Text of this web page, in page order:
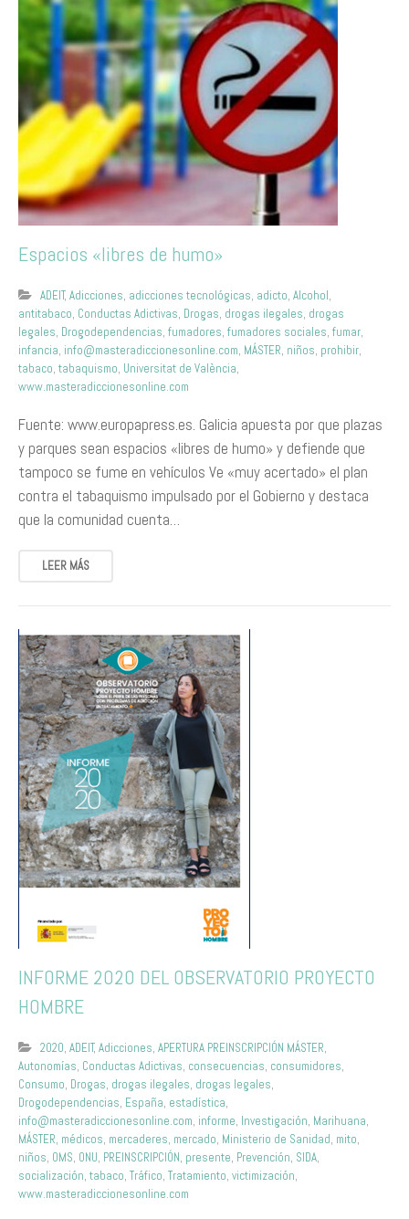
Espacios «libres de humo»
ADEIT, Adicciones, adicciones tecnológicas, adicto, Alcohol,
antitabaco, Conductas Adictivas, Drogas, drogas ilegales, drogas
legales, Drogodependencias, fumadores, fumadores sociales, fumar,
infancia, info@masteradiccionesonline.com, MÁSTER, niños, prohibir,
tabaco, tabaquismo, Universitat de València,
www.masteradiccionesonline.com
Fuente: www.europapress.es. Galicia apuesta por que plazas
y parques sean espacios «libres de humo» y defiende que
tampoco se fume en vehículos Ve «muy acertado» el plan
contra el tabaquismo impulsado por el Gobierno y destaca
que la comunidad cuenta…
LEER MÁS
INFORME 2020 DEL OBSERVATORIO PROYECTO
HOMBRE
2020, ADEIT, Adicciones, APERTURA PREINSCRIPCIÓN MÁSTER,
Autonomías, Conductas Adictivas, consecuencias, consumidores,
Consumo, Drogas, drogas ilegales, drogas legales,
Drogodependencias, España, estadística,
info@masteradiccionesonline.com, informe, Investigación, Marihuana,
MÁSTER, médicos, mercaderes, mercado, Ministerio de Sanidad, mito,
niños, OMS, ONU, PREINSCRIPCIÓN, presente, Prevención, SIDA,
socialización, tabaco, Tráfico, Tratamiento, victimización,
www.masteradiccionesonline.com